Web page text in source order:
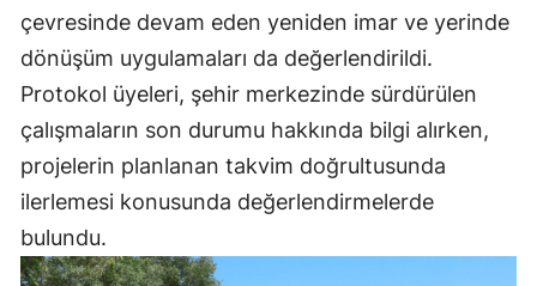
çevresinde devam eden yeniden imar ve yerinde
dönüşüm uygulamaları da değerlendirildi.
Protokol üyeleri, şehir merkezinde sürdürülen
çalışmaların son durumu hakkında bilgi alırken,
projelerin planlanan takvim doğrultusunda
ilerlemesi konusunda değerlendirmelerde
bulundu.